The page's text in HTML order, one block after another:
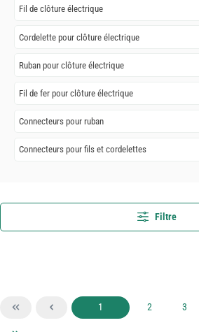
Fil de clôture électrique
Cordelette pour clôture électrique
Ruban pour clôture électrique
Fil de fer pour clôture électrique
Connecteurs pour ruban
Connecteurs pour fils et cordelettes
Filtre
Page
1 Page
2 Page
3